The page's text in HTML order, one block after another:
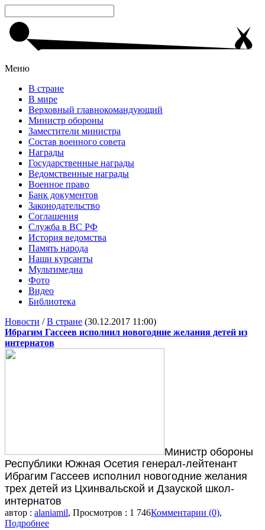
Меню
В стране
В мире
Верховный главнокомандующий
Министр обороны
Заместители министра
Состав военного совета
Награды
Государственные награды
Ведомственные награды
Военное право
Банк документов
Законодательство
Соглашения
Служба в ВС РФ
История ведомства
Память народа
Наши курсанты
Мультимедиа
Фото
Видео
Библиотека
Новости /В стране (30.12.2017 11:00)
Ибрагим Гассеев исполнил новогодние желания детей из
интернатов
Министр обороны
Республики Южная Осетия генерал-лейтенант
Ибрагим Гассеев исполнил новогодние желания
трех детей из Цхинвальской и Дзауской школ-
интернатов
автор : alaniamil, Просмотров : 1 746Комментарии (0),
Подробнее